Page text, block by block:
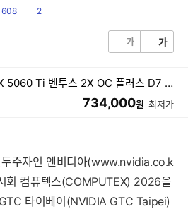
읽
608
댓
2
가 가
MSI 지포스 RTX 5060 Ti 벤투스 2X OC 플러스 D7 8GB
734,000원 최저가
주자인 엔비디아(www.nvidia.co.k
회 컴퓨텍스(COMPUTEX) 2026을
타이베이(NVIDIA GTC Taipei)